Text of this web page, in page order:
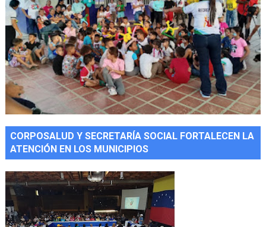
CORPOSALUD Y SECRETARÍA SOCIAL FORTALECEN LA
ATENCIÓN EN LOS MUNICIPIOS